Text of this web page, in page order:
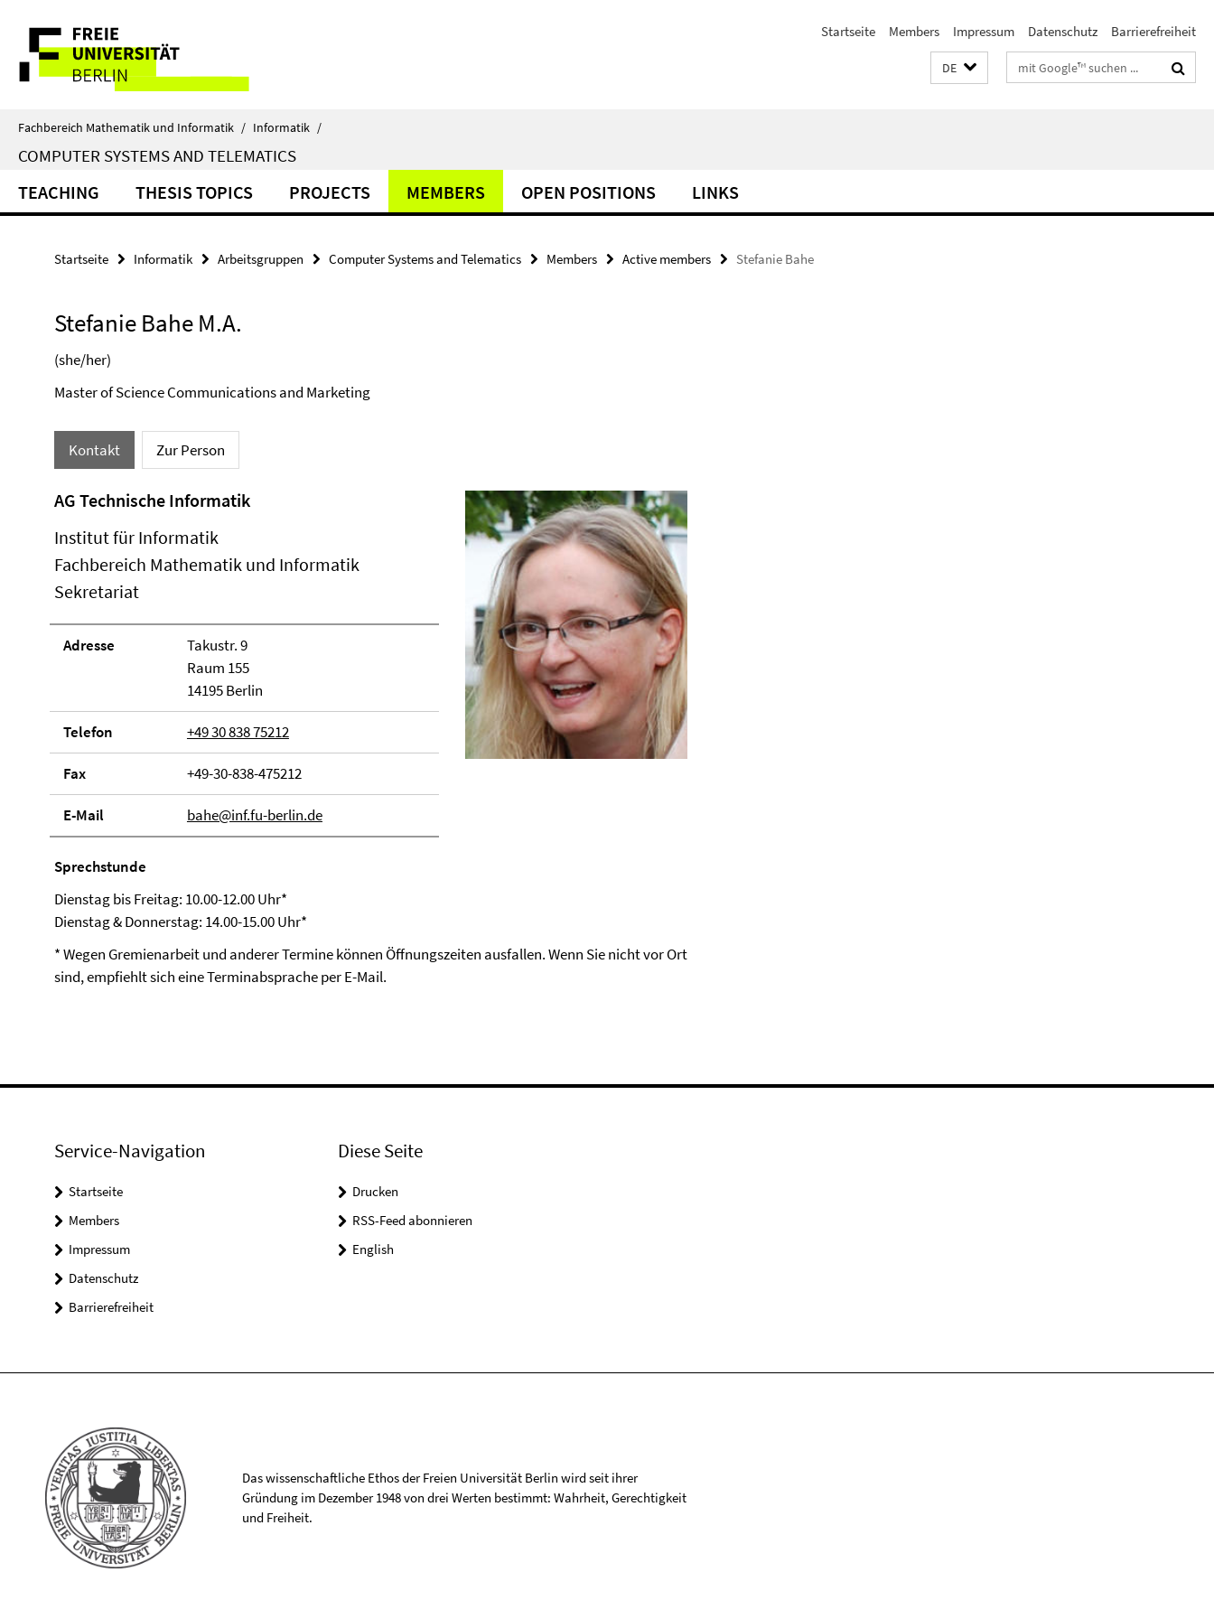
direkt
Inhalt
Service-
Navigation
Startseite Members Impressum Datenschutz Barrierefreiheit
DE Suchbegriffe
Fachbereich Mathematik und Informatik / Informatik /
COMPUTER SYSTEMS AND TELEMATICS
TEACHING THESIS TOPICS PROJECTS MEMBERS OPEN POSITIONS LINKS
Startseite Informatik Arbeitsgruppen Computer Systems and Telematics Members Active members Stefanie Bahe
Stefanie Bahe M.A.
(she/her)
Master of Science Communications and Marketing
Kontakt Zur Person
AG Technische Informatik
Institut für Informatik
Fachbereich Mathematik und Informatik
Sekretariat
Adresse
Takustr. 9
Raum 155
14195 Berlin
Telefon +49 30 838 75212
Fax +49-30-838-475212
E-Mail bahe@inf.fu-berlin.de
Sprechstunde
Dienstag bis Freitag: 10.00-12.00 Uhr*
Dienstag & Donnerstag: 14.00-15.00 Uhr*
* Wegen Gremienarbeit und anderer Termine können Öffnungszeiten ausfallen. Wenn Sie nicht vor Ort
sind, empfiehlt sich eine Terminabsprache per E-Mail.
Service-Navigation
Startseite
Members
Impressum
Datenschutz
Barrierefreiheit
Diese Seite
Drucken
RSS-Feed abonnieren
English
Das wissenschaftliche Ethos der Freien Universität Berlin wird seit ihrer
Gründung im Dezember 1948 von drei Werten bestimmt: Wahrheit, Gerechtigkeit
und Freiheit.